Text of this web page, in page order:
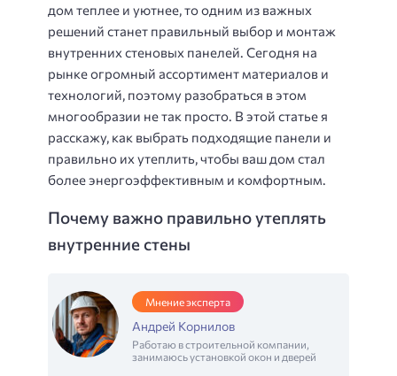
дом теплее и уютнее, то одним из важных
решений станет правильный выбор и монтаж
внутренних стеновых панелей. Сегодня на
рынке огромный ассортимент материалов и
технологий, поэтому разобраться в этом
многообразии не так просто. В этой статье я
расскажу, как выбрать подходящие панели и
правильно их утеплить, чтобы ваш дом стал
более энергоэффективным и комфортным.
Почему важно правильно утеплять
внутренние стены
Мнение эксперта
Андрей Корнилов
Работаю в строительной компании,
занимаюсь установкой окон и дверей